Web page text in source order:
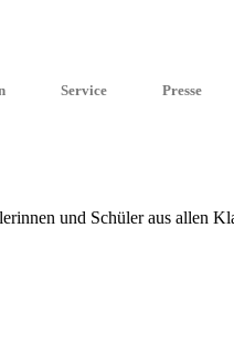
Service Presse
und Schüler aus allen